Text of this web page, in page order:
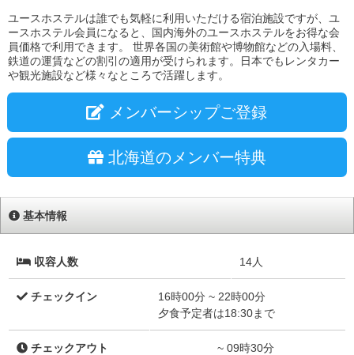
ユースホステルは誰でも気軽に利用いただける宿泊施設ですが、ユ
ースホステル会員になると、国内海外のユースホステルをお得な会
員価格で利用できます。 世界各国の美術館や博物館などの入場料、
鉄道の運賃などの割引の適用が受けられます。日本でもレンタカー
や観光施設など様々なところで活躍します。
メンバーシップご登録
北海道のメンバー特典
基本情報
収容人数 14人
チェックイン
16時00分 ~ 22時00分
夕食予定者は18:30まで
チェックアウト ~ 09時30分